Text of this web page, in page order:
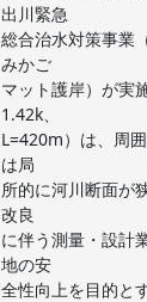
出川緊急
総合治水対策事業
みかご
マット護岸）が実
1.42k、
L=420m）は、周
は局
所的に河川断面が
改良
に伴う測量・設計
地の安
全性向上を目的と